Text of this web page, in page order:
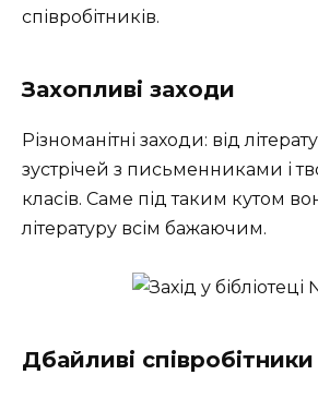
співробітників.
Захопливі заходи
Різноманітні заходи: від
зустрічей з письменниками і
класів. Саме під таким кутом
літературу всім бажаючим.
Дбайливі співробітники